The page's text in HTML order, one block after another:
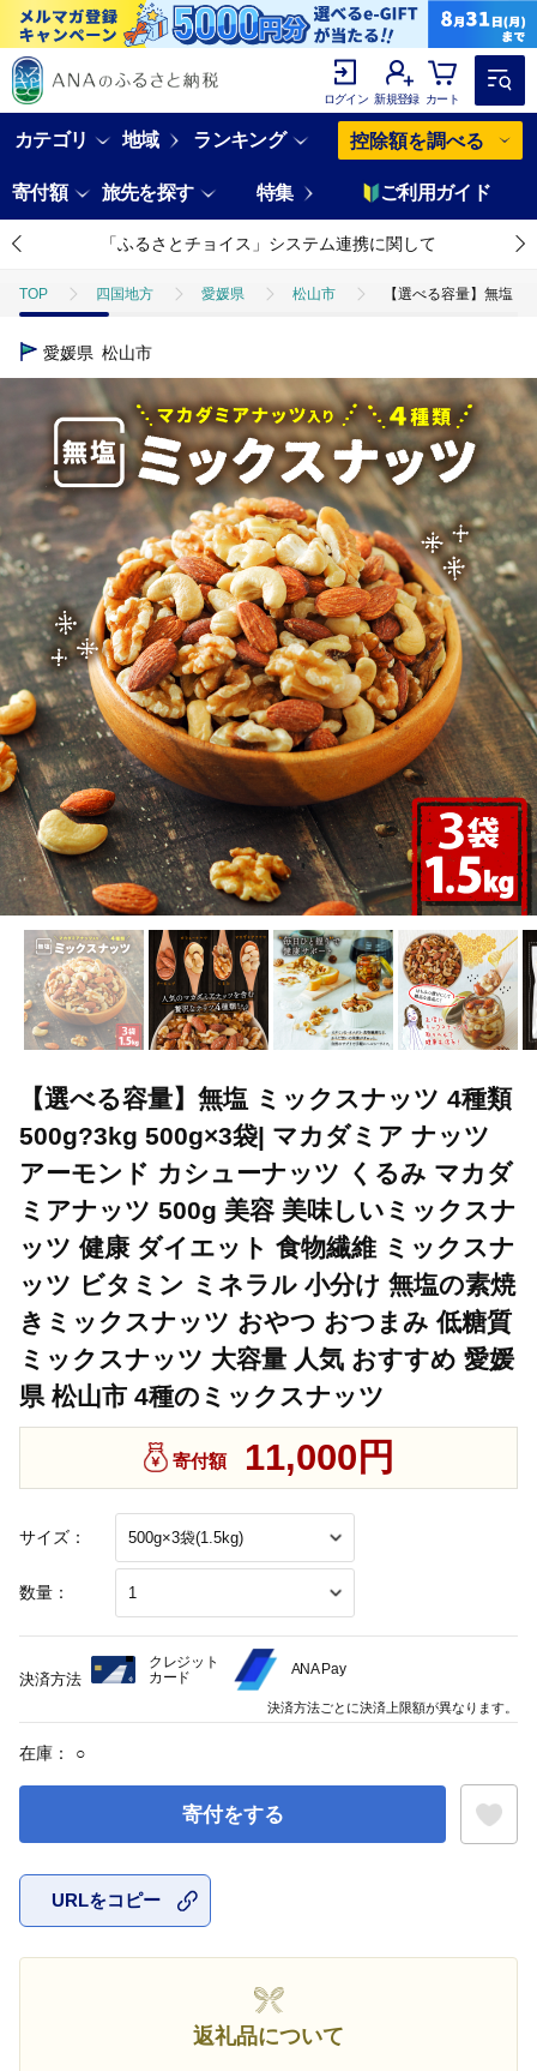
ログイン 新規登録 カート
カテゴリ 地域 ランキング 控除額を調べる
寄付額 旅先を探す 特集 ご利用ガイド
「ふるさとチョイス」システム連携に関して
TOP 四国地方 愛媛県 松山市 【選べる容量】無塩
愛媛県 松山市
【選べる容量】無塩 ミックスナッツ 4種類
500g?3kg 500g×3袋| マカダミア ナッツ
アーモンド カシューナッツ くるみ マカダ
ミアナッツ 500g 美容 美味しいミックスナ
ッツ 健康 ダイエット 食物繊維 ミックスナ
ッツ ビタミン ミネラル 小分け 無塩の素焼
きミックスナッツ おやつ おつまみ 低糖質
ミックスナッツ 大容量 人気 おすすめ 愛媛
県 松山市 4種のミックスナッツ
サイズ：
数量：
寄付額 11,000円
在庫： ○
寄付をする
URLをコピー
返礼品について
決済方法
クレジット
カード
ANA Pay
決済方法ごとに決済上限額が異なります。